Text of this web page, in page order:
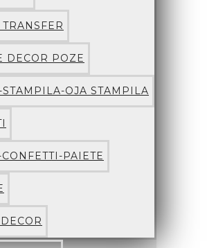
DECOR POZE
STAMPILA-OJA STAMPILA
PAIETE